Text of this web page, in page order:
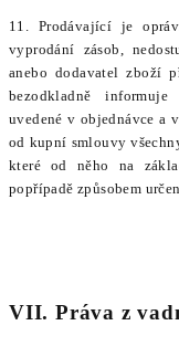
11. Prodávající je
vyprodání zásob,
anebo dodavatel zboží
bezodkladně
uvedené v objednávce a
od kupní smlouvy
které od něho na
popřípadě způsobem
VII. Práva z